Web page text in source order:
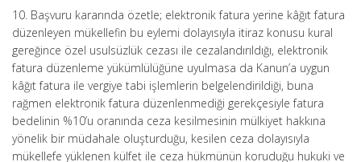
10. Başvuru kararında özetle; elektronik fatura yerine kâğıt fatura
düzenleyen mükellefin bu eylemi dolayısıyla itiraz konusu kural
gereğince özel usulsüzlük cezası ile cezalandırıldığı, elektronik
fatura düzenleme yükümlülüğüne uyulmasa da Kanun’a uygun
kâğıt fatura ile vergiye tabi işlemlerin belgelendirildiği, buna
rağmen elektronik fatura düzenlenmediği gerekçesiyle fatura
bedelinin %10’u oranında ceza kesilmesinin mülkiyet hakkına
yönelik bir müdahale oluşturduğu, kesilen ceza dolayısıyla
mükellefe yüklenen külfet ile ceza hükmünün koruduğu hukuki ve